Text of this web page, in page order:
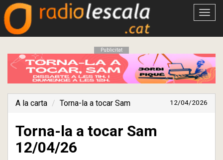
Obrir
Publicitat
A la carta Torna-la a tocar Sam 12/04/2026
Torna-la a tocar Sam
12/04/26